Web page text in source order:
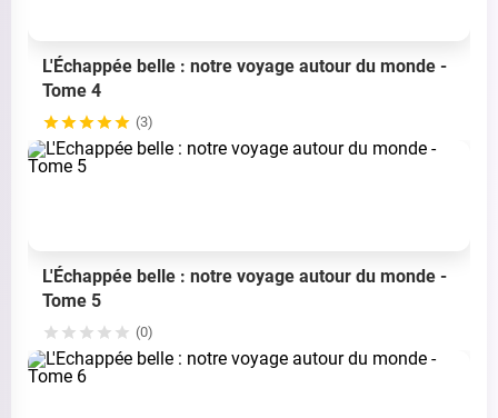
L'Échappée belle : notre voyage autour du monde -
Tome 4
(3)
L'Échappée belle : notre voyage autour du monde -
Tome 5
(0)